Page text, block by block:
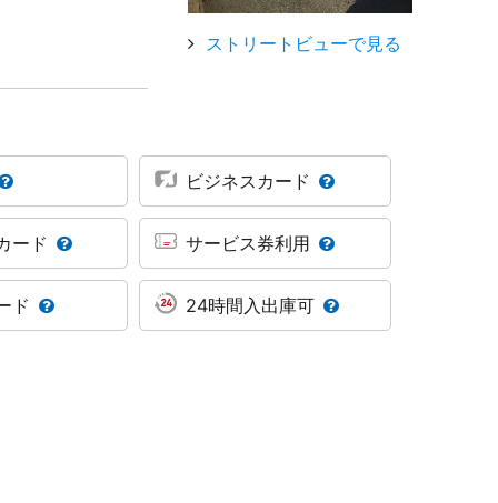
ストリートビューで見る
ビジネスカード
ード サービス券利用
ド 24時間入出庫可